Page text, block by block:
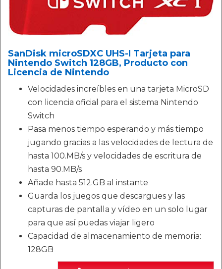
SanDisk microSDXC UHS-I Tarjeta para
Nintendo Switch 128GB, Producto con
Licencia de Nintendo
Velocidades increíbles en una tarjeta MicroSD
con licencia oficial para el sistema Nintendo
Switch
Pasa menos tiempo esperando y más tiempo
jugando gracias a las velocidades de lectura de
hasta 100.MB/s y velocidades de escritura de
hasta 90.MB/s
Añade hasta 512.GB al instante
Guarda los juegos que descargues y las
capturas de pantalla y vídeo en un solo lugar
para que así puedas viajar ligero
Capacidad de almacenamiento de memoria:
128GB